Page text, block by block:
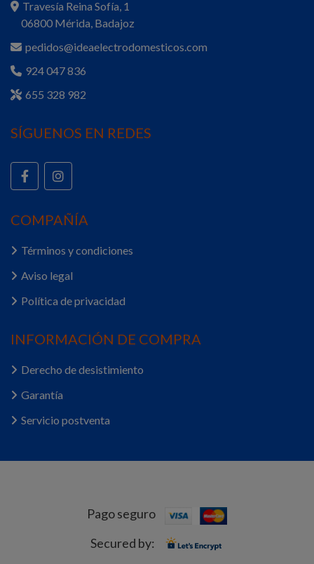
Travesía Reina Sofía, 1
06800 Mérida, Badajoz
pedidos@ideaelectrodomesticos.com
924 047 836
655 328 982
SÍGUENOS EN REDES
COMPAÑÍA
Términos y condiciones
Aviso legal
Política de privacidad
INFORMACIÓN DE COMPRA
Derecho de desistimiento
Garantía
Servicio postventa
Pago seguro
Secured by: